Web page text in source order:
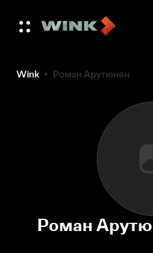
Wink Роман Арутюнян
Роман